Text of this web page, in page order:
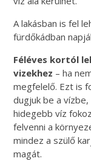
A lakásban is fel
fürdőkádban
Féléves kortól
vizekhez – ha
megfelelő. Ezt is
dugjuk be a
hidegebb víz
felvenni a
mindez a szülő
magát.